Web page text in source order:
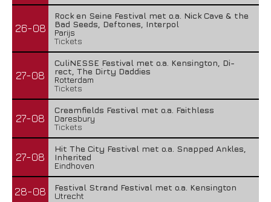
26-08
Rock en Seine Festival met o.a. Nick Cave & the
Bad Seeds, Deftones, Interpol
Parijs
Tickets
27-08
CuliNESSE Festival met o.a. Kensington, Di-
rect, The Dirty Daddies
Rotterdam
Tickets
27-08
Creamfields Festival met o.a. Faithless
Daresbury
Tickets
27-08
Hit The City Festival met o.a. Snapped Ankles,
Inherited
Eindhoven
28-08
Festival Strand Festival met o.a. Kensington
Utrecht